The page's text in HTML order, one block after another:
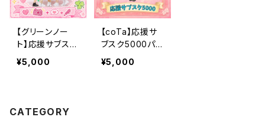
【グリーンノー
ト】応援サブスク
5000パック
¥5,000
【coTa】応援サ
ブスク5000パッ
ク
¥5,000
CATEGORY